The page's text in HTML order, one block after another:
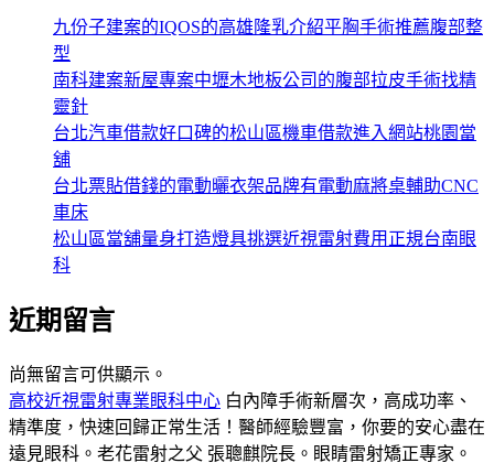
九份子建案的IQOS的高雄隆乳介紹平胸手術推薦腹部整
型
南科建案新屋專案中壢木地板公司的腹部拉皮手術找精
靈針
台北汽車借款好口碑的松山區機車借款進入網站桃園當
舖
台北票貼借錢的電動曬衣架品牌有電動麻將桌輔助CNC
車床
松山區當舖量身打造燈具挑選近視雷射費用正規台南眼
科
近期留言
尚無留言可供顯示。
高校近視雷射專業眼科中心 白內障手術新層次，高成功率、
精準度，快速回歸正常生活！醫師經驗豐富，你要的安心盡在
遠見眼科。老花雷射之父 張聰麒院長。眼睛雷射矯正專家。